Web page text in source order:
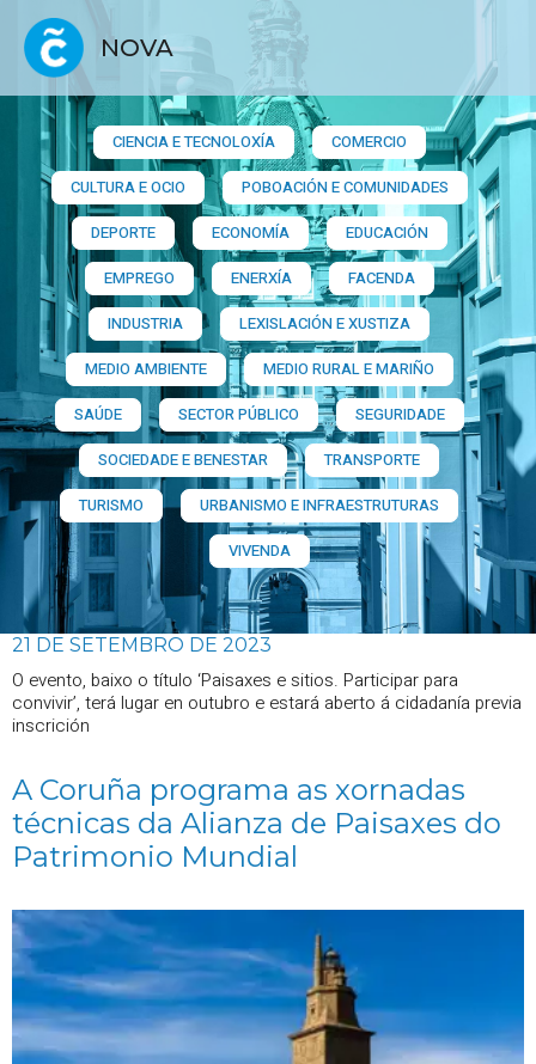
NOVA
CIENCIA E TECNOLOXÍA
COMERCIO
CULTURA E OCIO
POBOACIÓN E COMUNIDADES
DEPORTE
ECONOMÍA
EDUCACIÓN
EMPREGO
ENERXÍA
FACENDA
INDUSTRIA
LEXISLACIÓN E XUSTIZA
MEDIO AMBIENTE
MEDIO RURAL E MARIÑO
SAÚDE
SECTOR PÚBLICO
SEGURIDADE
SOCIEDADE E BENESTAR
TRANSPORTE
TURISMO
URBANISMO E INFRAESTRUTURAS
VIVENDA
21 DE SETEMBRO DE 2023
O evento, baixo o título ‘Paisaxes e sitios. Participar para
convivir’, terá lugar en outubro e estará aberto á cidadanía previa
inscrición
A Coruña programa as xornadas
técnicas da Alianza de Paisaxes do
Patrimonio Mundial